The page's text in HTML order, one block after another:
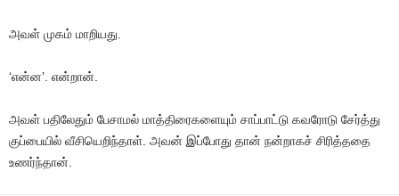
அவள் முகம் மாறியது.
‘என்ன’. என்றான்.
அவள் பதிலேதும் பேசாமல் மாத்திரைகளையும் சாப்பாட்டு கவரோடு சேர்த்து
குப்பையில் வீசியெறிந்தாள். அவன் இப்போது தான் நன்றாகச் சிரித்ததை
உணர்ந்தான்.